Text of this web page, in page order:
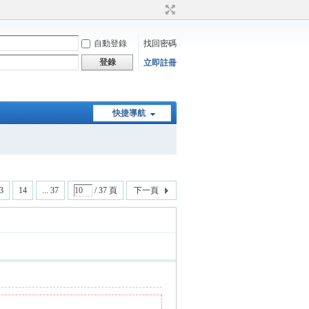
自動登錄
找回密碼
登錄
立即註冊
快捷導航
14 ... 37 / 37 頁 下一頁